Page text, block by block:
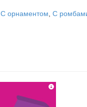
С орнаментом С